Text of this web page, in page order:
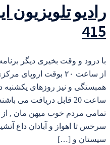
رادیو تلویزیون
415
با درود و وقت بخیری دیگر
از ساعت ۲۰ بوقت
همبستگی و نیز روزهای یکشنبه
ساعت 20 قابل دریافت می
تمامی مردم خوب میهن مان , از
سرخس تا اهواز و آبادان داغ
سیستان و […]